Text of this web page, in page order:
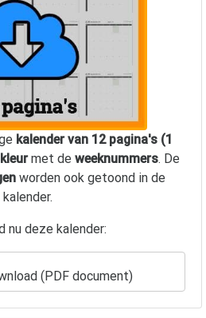
kalender van 12 pagina's (1
kleurmet de weeknummers. De
worden ook getoond in de
kalender.
nu deze kalender:
(PDF document)